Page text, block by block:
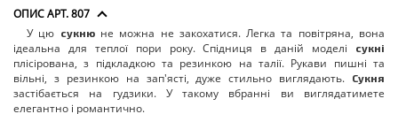
ОПИС АРТ. 807
У цю сукнюне можна не закохатися. Легка та повітряна, вона
ідеальна для теплої пори року. Спідниця в даній моделі
сукні
плісірована, з підкладкою та резинкою на талії. Рукави пишні та
вільні, з резинкою на зап'ясті, дуже стильно виглядають.
Сукня
застібається на гудзики. У такому вбранні ви виглядатимете
елегантно і романтично.